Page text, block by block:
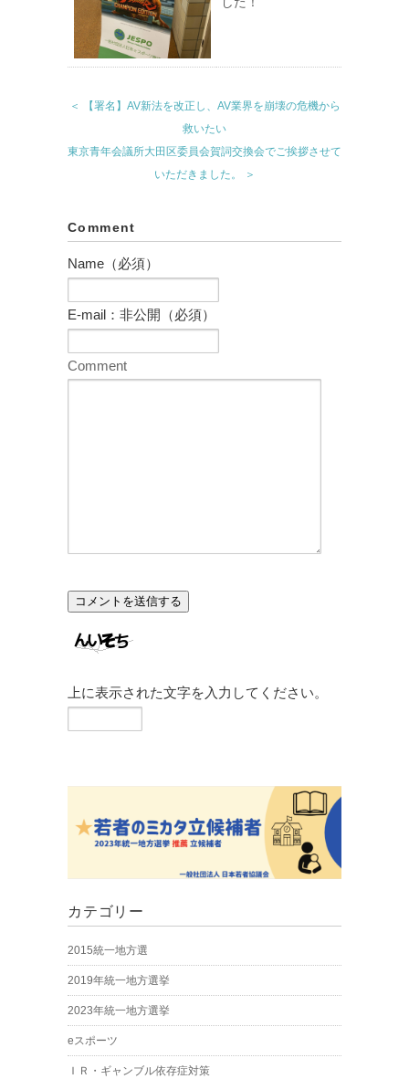
＜ 【署名】AV新法を改正し、AV業界を崩壊の危機から
救いたい
東京青年会議所大田区委員会賀詞交換会でご挨拶させて
いただきました。 ＞
Comment
Name（必須）
E-mail：非公開（必須）
Comment
上に表示された文字を入力してください。
カテゴリー
2015統一地方選
2019年統一地方選挙
2023年統一地方選挙
eスポーツ
ＩＲ・ギャンブル依存症対策